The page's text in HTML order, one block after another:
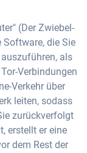
(Der Zwiebel-
die Sie
als
Verbindungen
Verkehr über
leiten, sodass
zurückverfolgt
erstellt er eine
dem Rest der